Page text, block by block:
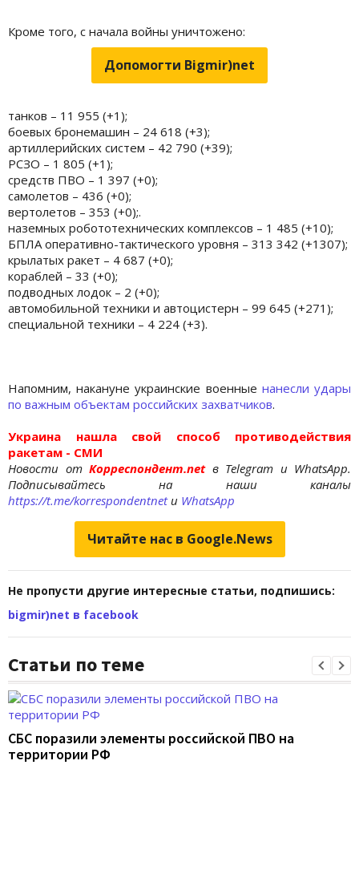
Кроме того, с начала войны уничтожено:
Допомогти Bigmir)net
танков – 11 955 (+1);
боевых бронемашин – 24 618 (+3);
артиллерийских систем – 42 790 (+39);
РСЗО – 1 805 (+1);
средств ПВО – 1 397 (+0);
самолетов – 436 (+0);
вертолетов – 353 (+0);.
наземных робототехнических комплексов – 1 485 (+10);
БПЛА оперативно-тактического уровня – 313 342 (+1307);
крылатых ракет – 4 687 (+0);
кораблей – 33 (+0);
подводных лодок – 2 (+0);
автомобильной техники и автоцистерн – 99 645 (+271);
специальной техники – 4 224 (+3).
Напомним, накануне украинские военные нанесли удары
по важным объектам российских захватчиков.
Украина нашла свой способ противодействия
ракетам - СМИ
Новости отКорреспондент.net в Telegram и WhatsApp.
Подписывайтесь на наши каналы
https://t.me/korrespondentnetи WhatsApp
Читайте нас в Google.News
Не пропусти другие интересные статьи, подпишись:
bigmir)net в facebook
Статьи по теме
СБС поразили элементы российской ПВО на
территории РФ